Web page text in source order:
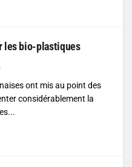
les bio-plastiques
ont mis au point des
considérablement la